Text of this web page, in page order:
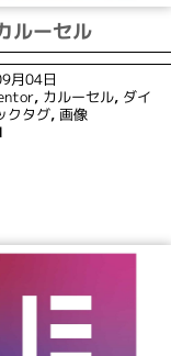
ルーセル
月04日
, カルーセル, ダイ
クタグ, 画像